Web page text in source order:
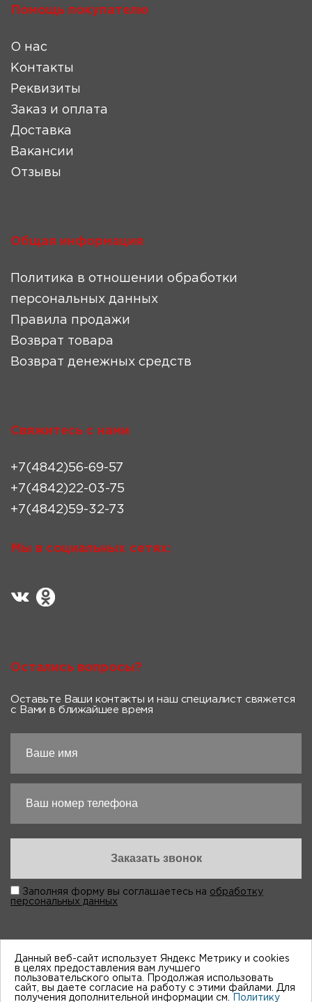
Помощь покупателю
О нас
Контакты
Реквизиты
Заказ и оплата
Доставка
Вакансии
Отзывы
Общая информация
Политика в отношении обработки
персональных данных
Правила продажи
Возврат товара
Возврат денежных средств
Свяжитесь с нами
+7(4842)56-69-57
+7(4842)22-03-75
+7(4842)59-32-73
Мы в социальных сетях:
Остались вопросы?
Оставьте Ваши контакты и наш специалист свяжется
с Вами в ближайшее время
Заполняя форму вы соглашаетесь на обработку
персональных данных
“Виктория-Авто”, 1998-2026
Данный веб-сайт использует Яндекс Метрику и cookies
в целях предоставления вам лучшего
пользовательского опыта. Продолжая использовать
сайт, вы даете согласие на работу с этими файлами. Для
получения дополнительной информации см.
Политику